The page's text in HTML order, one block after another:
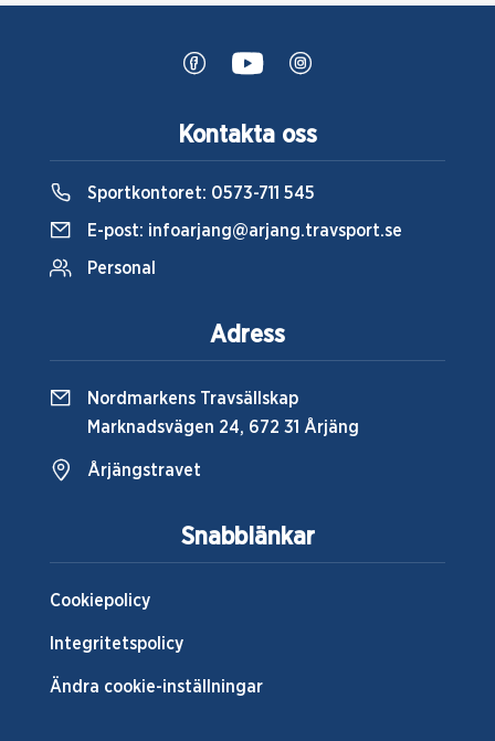
Snabblänkar
Cookiepolicy
Integritetspolicy
Ändra cookie-inställningar
Kontakta oss
Sportkontoret: 0573-711 545
E-post: infoarjang@arjang.travsport.se
Personal
Adress
Nordmarkens Travsällskap
Marknadsvägen 24, 672 31 Årjäng
Årjängstravet